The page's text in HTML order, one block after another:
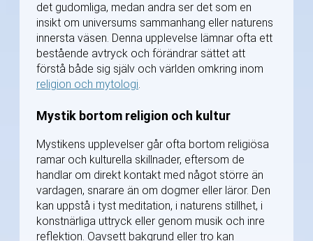
det gudomliga, medan andra ser det som en
insikt om universums sammanhang eller naturens
innersta väsen. Denna upplevelse lämnar ofta ett
bestående avtryck och förändrar sättet att
förstå både sig själv och världen omkring inom
religion och mytologi.
Mystik bortom religion och kultur
Mystikens upplevelser går ofta bortom religiösa
ramar och kulturella skillnader, eftersom de
handlar om direkt kontakt med något större än
vardagen, snarare än om dogmer eller läror. Den
kan uppstå i tyst meditation, i naturens stillhet, i
konstnärliga uttryck eller genom musik och inre
reflektion. Oavsett bakgrund eller tro kan